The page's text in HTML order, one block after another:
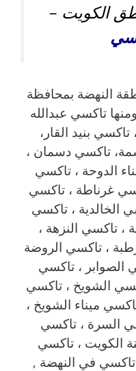
الكويت –
النهضة بمحافظة
العاصمة والمناطق القريبة ‎ومنها تاكسي عبدالله
بنيد القار،
تاكسي دسمان ،
الدوحة ، تاكسي
غرناطة ، تاكسي
الخالدية ، تاكسي
، تاكسي النزهة ،
، تاكسي الروضة
الصوابر ، تاكسي
الشويخ ، تاكسي
ميناء الشويخ ،
السرة ، تاكسي
الكويت ، تاكسي
,خدمة تاكسي في النهضة ,